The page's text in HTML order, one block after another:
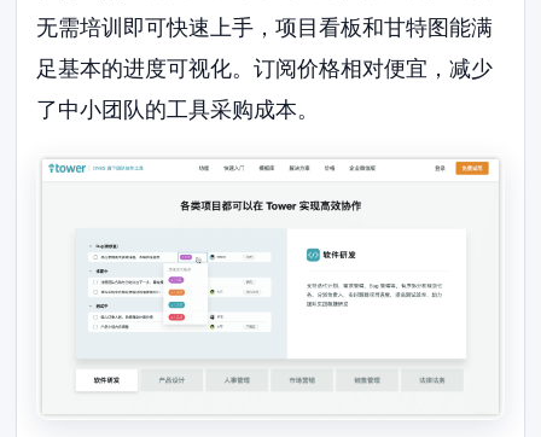
无需培训即可快速上手，项目看板和甘特图能满
足基本的进度可视化。订阅价格相对便宜，减少
了中小团队的工具采购成本。